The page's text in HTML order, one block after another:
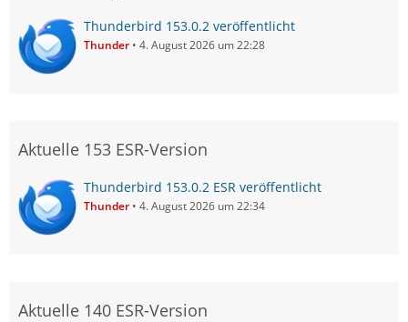
Thunderbird 153.0.2 veröffentlicht
Thunder 4. August 2026 um 22:28
Aktuelle 153 ESR-Version
Thunderbird 153.0.2 ESR veröffentlicht
Thunder 4. August 2026 um 22:34
Aktuelle 140 ESR-Version